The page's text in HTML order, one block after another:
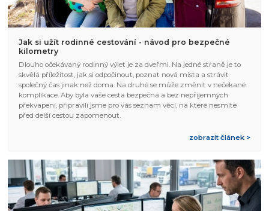
Jak si užít rodinné cestování - návod pro bezpečné
kilometry
Dlouho očekávaný rodinný výlet je za dveřmi. Na jedné straně je to
skvělá příležitost, jak si odpočinout, poznat nová místa a strávit
společný čas jinak než doma. Na druhé se může změnit v nečekané
komplikace. Aby byla vaše cesta bezpečná a bez nepříjemných
překvapení, připravili jsme pro vás seznam věcí, na které nesmíte
před delší cestou zapomenout.
zobrazit článek >